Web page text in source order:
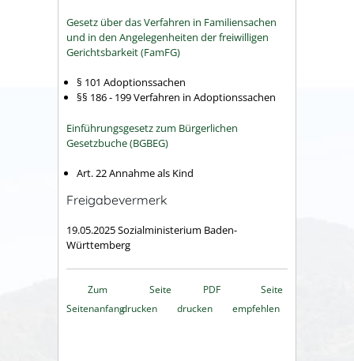
Gesetz über das Verfahren in Familiensachen
und in den Angelegenheiten der freiwilligen
Gerichtsbarkeit (FamFG)
§ 101 Adoptionssachen
§§ 186 - 199 Verfahren in Adoptionssachen
Einführungsgesetz zum Bürgerlichen
Gesetzbuche (BGBEG)
Art. 22 Annahme als Kind
Freigabevermerk
19.05.2025 Sozialministerium Baden-
Württemberg
Zum
Seitenanfang
Seite
drucken
PDF
drucken
Seite
empfehlen